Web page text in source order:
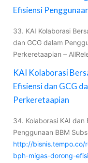
Efisiensi
33. KAI Kolaborasi
dan GCG dalam
Perkeretaapian –
KAI Kolaborasi
Efisiensi dan GCG
Perkeretaapian
34. Kolaborasi KAI dan
Penggunaan BBM
http://
bph-migas-dorong-